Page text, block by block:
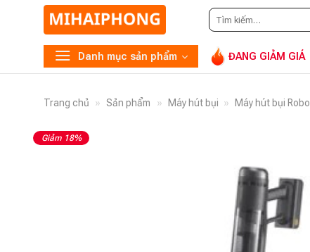
Tìm
kiếm:
Danh mục sản phẩm ĐANG GIẢM GIÁ
Trang chủ » Sản phẩm » Máy hút bụi » Máy hút bụi
Giảm 18%